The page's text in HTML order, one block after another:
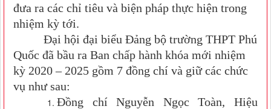
đưa ra các chỉ tiêu và biện pháp thực hiện trong
nhiệm kỳ tới.
Đại hội đại biểu Đảng bộ trường THPT Phú
Quốc đã bầu ra Ban chấp hành khóa mới nhiệm
kỳ 2020 – 2025 gồm 7 đồng chí và giữ các chức
vụ như sau:
Đồng chí Nguyễn Ngọc Toàn, Hiệu